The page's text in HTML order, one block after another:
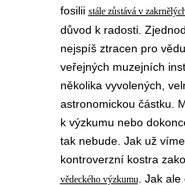
fosilii stále zůstává v
důvod k radosti.
nejspíš ztracen pro
veřejných muzejních
několika vyvolených,
astronomickou částku.
k výzkumu nebo
tak nebude. Jak už
kontroverzní kostra
vědeckého výzkumu. Jak ale